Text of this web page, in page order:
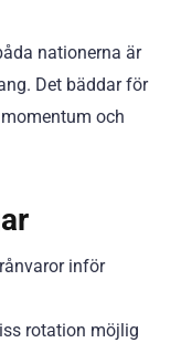
nationerna är
Det bäddar för
och
inför
rotation möjlig